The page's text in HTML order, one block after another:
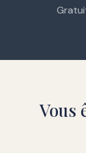
Vous